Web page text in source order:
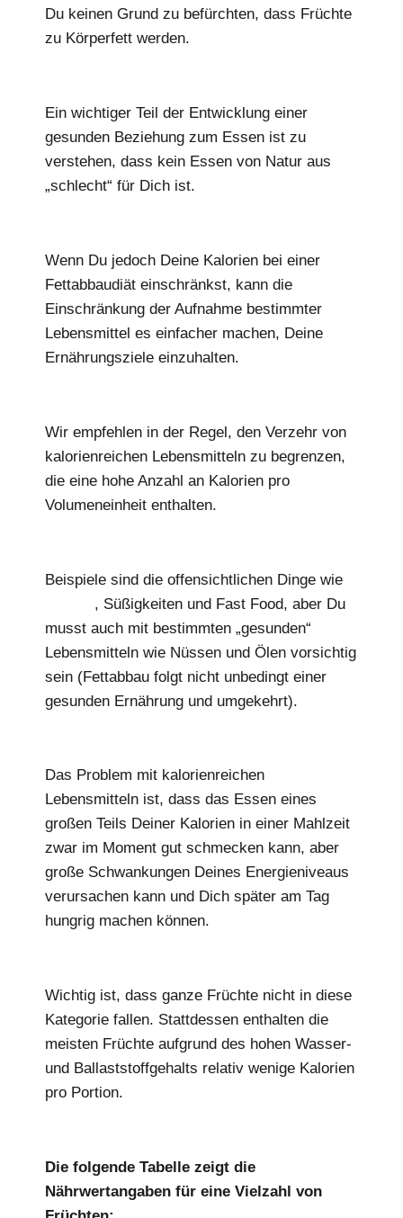
Du keinen Grund zu befürchten, dass Früchte
zu Körperfett werden.
Ein wichtiger Teil der Entwicklung einer
gesunden Beziehung zum Essen ist zu
verstehen, dass kein Essen von Natur aus
„schlecht“ für Dich ist.
Wenn Du jedoch Deine Kalorien bei einer
Fettabbaudiät einschränkst, kann die
Einschränkung der Aufnahme bestimmter
Lebensmittel es einfacher machen, Deine
Ernährungsziele einzuhalten.
Wir empfehlen in der Regel, den Verzehr von
kalorienreichen Lebensmitteln zu begrenzen,
die eine hohe Anzahl an Kalorien pro
Volumeneinheit enthalten.
Beispiele sind die offensichtlichen Dinge wie
, Süßigkeiten und Fast Food, aber Du
musst auch mit bestimmten „gesunden“
Lebensmitteln wie Nüssen und Ölen vorsichtig
sein (Fettabbau folgt nicht unbedingt einer
gesunden Ernährung und umgekehrt).
Das Problem mit kalorienreichen
Lebensmitteln ist, dass das Essen eines
großen Teils Deiner Kalorien in einer Mahlzeit
zwar im Moment gut schmecken kann, aber
große Schwankungen Deines Energieniveaus
verursachen kann und Dich später am Tag
hungrig machen können.
Wichtig ist, dass ganze Früchte nicht in diese
Kategorie fallen. Stattdessen enthalten die
meisten Früchte aufgrund des hohen Wasser-
und Ballaststoffgehalts relativ wenige Kalorien
pro Portion.
Die folgende Tabelle zeigt die
Nährwertangaben für eine Vielzahl von